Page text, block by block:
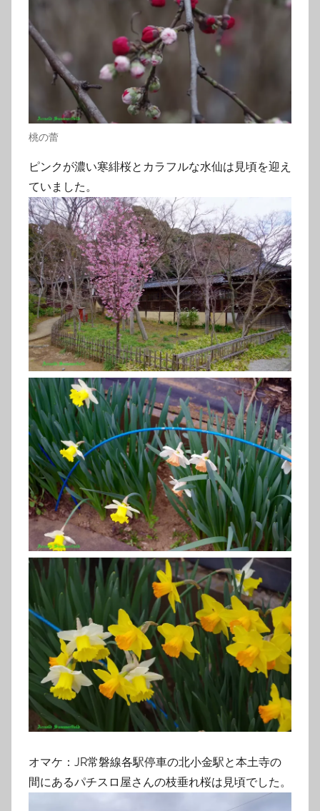
桃の蕾
ピンクが濃い寒緋桜とカラフルな水仙は見頃を迎え
ていました。
オマケ：JR常磐線各駅停車の北小金駅と本土寺の
間にあるパチスロ屋さんの枝垂れ桜は見頃でした。